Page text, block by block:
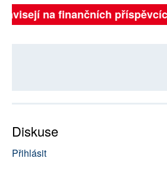
na finančních
Diskuse
Přihlásit